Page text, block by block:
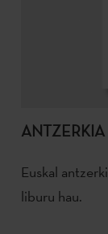
ANTZERKIA
Euskal
liburu hau.